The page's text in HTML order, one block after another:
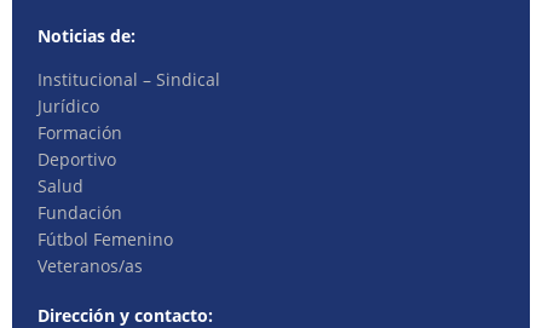
Noticias de:
Institucional – Sindical
Jurídico
Formación
Deportivo
Salud
Fundación
Fútbol Femenino
Veteranos/as
Dirección y contacto: